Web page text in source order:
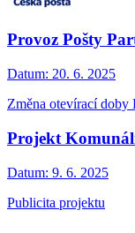
Provoz Pošty
Datum: 20. 6. 2025
Změna otevírací doby
Projekt
Datum: 9. 6. 2025
Publicita projektu